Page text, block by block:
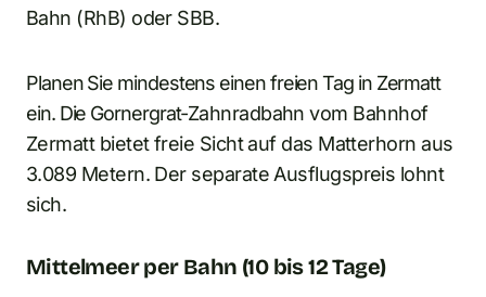
Bahn (RhB) oder SBB.
Planen Sie mindestens einen freien Tag in Zermatt
ein. Die Gornergrat-Zahnradbahn vom Bahnhof
Zermatt bietet freie Sicht auf das Matterhorn aus
3.089 Metern. Der separate Ausflugspreis lohnt
sich.
Mittelmeer per Bahn (10 bis 12 Tage)